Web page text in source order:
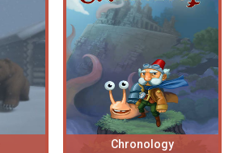
Chronology